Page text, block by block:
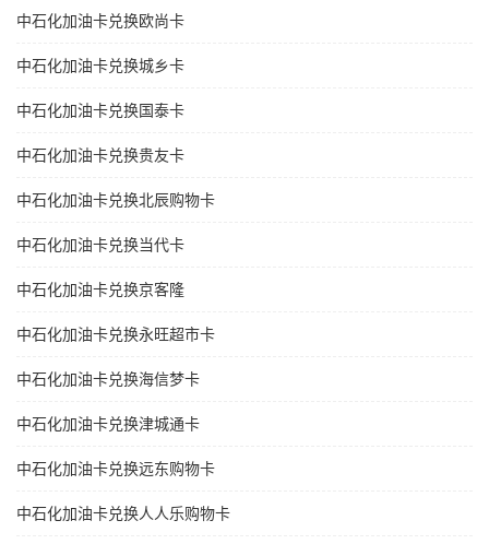
中石化加油卡兑换欧尚卡
中石化加油卡兑换城乡卡
中石化加油卡兑换国泰卡
中石化加油卡兑换贵友卡
中石化加油卡兑换北辰购物卡
中石化加油卡兑换当代卡
中石化加油卡兑换京客隆
中石化加油卡兑换永旺超市卡
中石化加油卡兑换海信梦卡
中石化加油卡兑换津城通卡
中石化加油卡兑换远东购物卡
中石化加油卡兑换人人乐购物卡